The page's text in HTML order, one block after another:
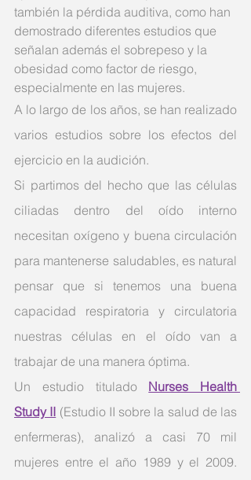
también la pérdida auditiva, como han
demostrado diferentes estudios que
señalan además el sobrepeso y la
obesidad como factor de riesgo,
especialmente en las mujeres.
A lo largo de los años, se han realizado
varios estudios sobre los efectos del
ejercicio en la audición.
Si partimos del hecho que las células
ciliadas dentro del oído interno
necesitan oxígeno y buena circulación
para mantenerse saludables, es natural
pensar que si tenemos una buena
capacidad respiratoria y circulatoria
nuestras células en el oído van a
trabajar de una manera óptima.
Un estudio titulado
Nurses Health
Study II (Estudio II sobre la salud de las
enfermeras), analizó a casi 70 mil
mujeres entre el año 1989 y el 2009.